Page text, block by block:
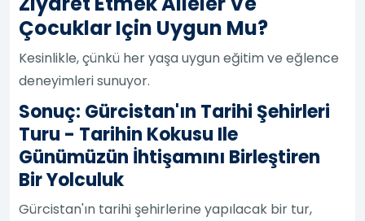
Çocuklar Için Uygun Mu?
Kesinlikle, çünkü her yaşa uygun eğitim ve eğlence
deneyimleri sunuyor.
Sonuç: Gürcistan'ın Tarihi Şehirleri
Turu - Tarihin Kokusu Ile
Günümüzün İhtişamını Birleştiren
Bir Yolculuk
Gürcistan'ın tarihi şehirlerine yapılacak bir tur,